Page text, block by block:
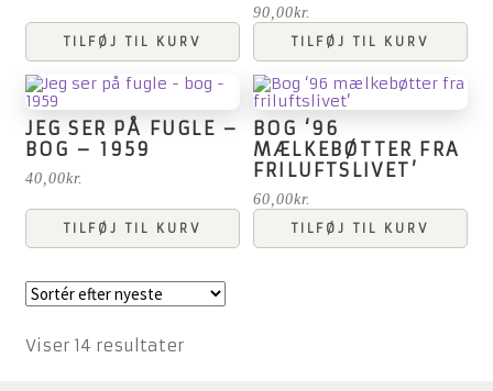
TILFØJ TIL KURV
90,00kr.
TILFØJ TIL KURV
JEG SER PÅ FUGLE –
BOG – 1959
40,00kr.
TILFØJ TIL KURV
BOG ‘96
MÆLKEBØTTER FRA
FRILUFTSLIVET’
60,00kr.
TILFØJ TIL KURV
Viser 14 resultaterSorteret